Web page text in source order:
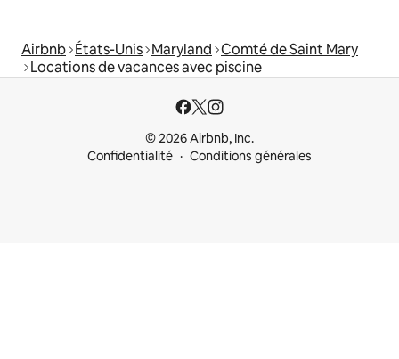
Airbnb États-Unis Maryland Comté de Saint Mary
Locations de vacances avec piscine
© 2026 Airbnb, Inc.
Confidentialité
Conditions générales